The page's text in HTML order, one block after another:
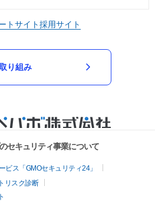
トサイト採用サイト
り組み
セキュリティ事業について
ス「GMOセキュリティ24」
リスク診断